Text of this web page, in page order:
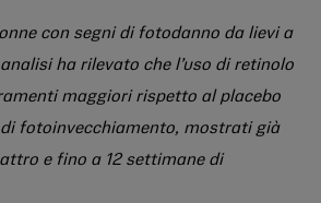
con segni di fotodanno da lievi a
ha rilevato che l’uso di retinolo
maggiori rispetto al placebo
fotoinvecchiamento, mostrati già
e fino a 12 settimane di